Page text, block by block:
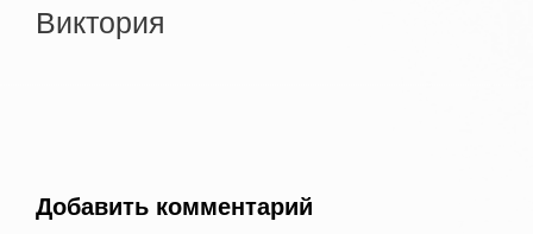
Виктория
Добавить комментарий